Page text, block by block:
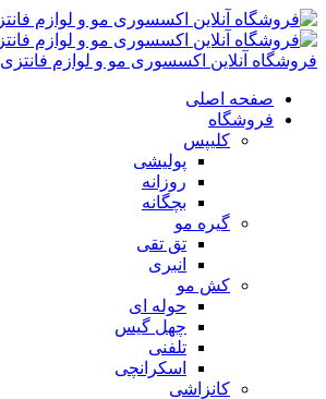
فروشگاه آنلاین اکسسوری مو و لوازم فانتزی
صفحه اصلی
فروشگاه
کلیپس
پولیشی
روزانه
بچگانه
گیره مو
تق تقی
انبری
کش مو
حوله ای
چهل گیس
تلفنی
اسکرانچی
کانزاشی